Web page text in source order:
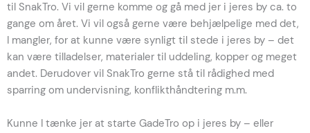
til SnakTro. Vi vil gerne komme og gå med jer i jeres by ca. to
gange om året. Vi vil også gerne være behjælpelige med det,
I mangler, for at kunne være synligt til stede i jeres by – det
kan være tilladelser, materialer til uddeling, kopper og meget
andet. Derudover vil SnakTro gerne stå til rådighed med
sparring om undervisning, konflikthåndtering m.m.
Kunne I tænke jer at starte GadeTro op i jeres by – eller